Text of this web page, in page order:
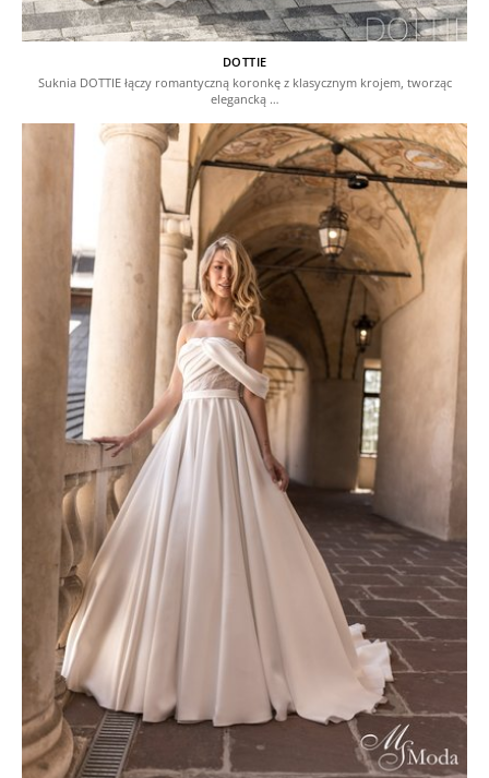
DOTTIE
Suknia DOTTIE łączy romantyczną koronkę z klasycznym krojem, tworząc
elegancką …